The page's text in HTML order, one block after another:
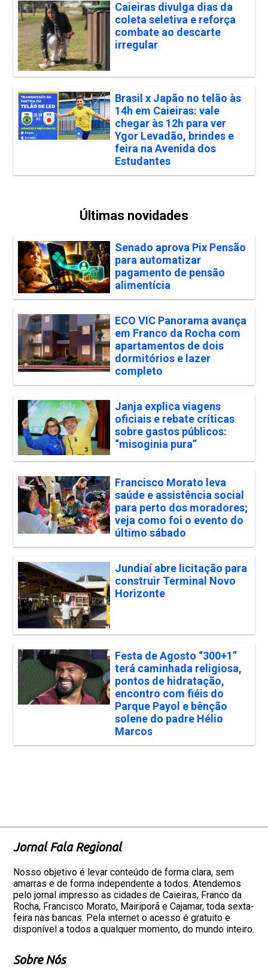
Caieiras divulga dias da
coleta seletiva e reforça
combate ao descarte
irregular
Brasil x Japão no telão às
14h em Caieiras: vale
chegar às 12h para ver
Ygor Levadão, brindes e
feira na Avenida dos
Estudantes
Últimas novidades
Senado aprova Pix Pensão
para automatizar
pagamento de pensão
alimentícia
ECO VIC Panorama avança
em Franco da Rocha com
apartamentos de dois
dormitórios e lazer
completo
Janja explica viagens
oficiais e rebate críticas
sobre gastos públicos:
“misoginia pura”
Francisco Morato leva
saúde e assistência social
para perto dos moradores;
veja como foi o evento do
último sábado
Jundiaí abre licitação para
construir Terminal Novo
Horizonte
Festa de Agosto “300+1”
terá caminhada religiosa,
pontos de hidratação,
encontro com fiéis do
Parque Payol e bênção
solene do padre Hélio
Marcos
Jornal Fala Regional
Nosso objetivo é levar conteúdo de forma clara, sem
amarras e de forma independente a todos. Atendemos
pelo jornal impresso as cidades de Caieiras, Franco da
Rocha, Francisco Morato, Mairiporã e Cajamar, toda sexta-
feira nas bancas. Pela internet o acesso é gratuito e
disponível a todos a qualquer momento, do mundo inteiro.
Sobre Nós